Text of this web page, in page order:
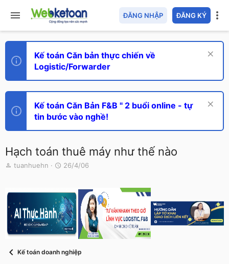
ĐĂNG NHẬP ĐĂNG KÝ
Kế toán Căn bản thực chiến về
Logistic/Forwarder
Kế toán Căn Bản F&B " 2 buổi online - tự
tin bước vào nghề!
Hạch toán thuê máy như thế nào
T
e
a
d
s
a
tuanhuehn
N
y
g
ử
i
26/4/06
Kế toán doanh nghiệp